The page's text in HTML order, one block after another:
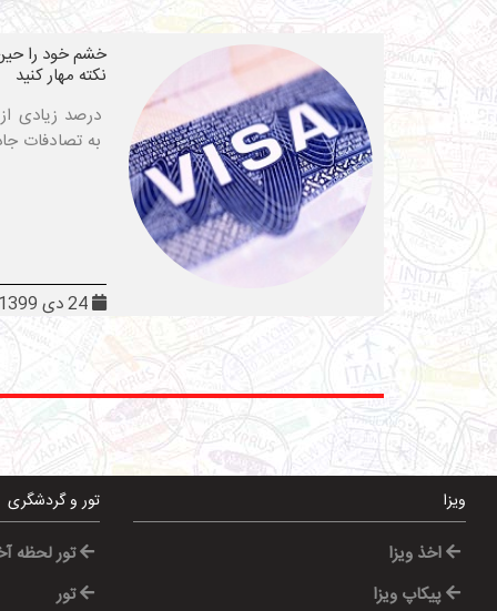
خشم خود را
نکته مهار کنید
درصد زیادی
به تصادفات
ویزا
اخذ ویزا
پیکاپ ویزا
تور و گردشگری
تور لحظه
تور